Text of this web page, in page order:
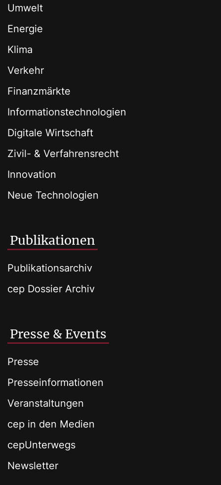
Umwelt
Energie
Klima
Verkehr
Finanzmärkte
Informationstechnologien
Digitale Wirtschaft
Zivil- & Verfahrensrecht
Innovation
Neue Technologien
Publikationen
Publikationsarchiv
cep Dossier Archiv
Presse & Events
Presse
Presseinformationen
Veranstaltungen
cep in den Medien
cepUnterwegs
Newsletter